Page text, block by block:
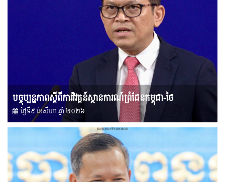
បច្ចុប្បន្នភាពស្ដីពីការវិវត្តន៍ស្ថានការណ៍ព្រំដែនកម្ពុជា-ថៃ
ថ្ងៃទី៩ ខែ​សីហា ឆ្នាំ ២០២៦